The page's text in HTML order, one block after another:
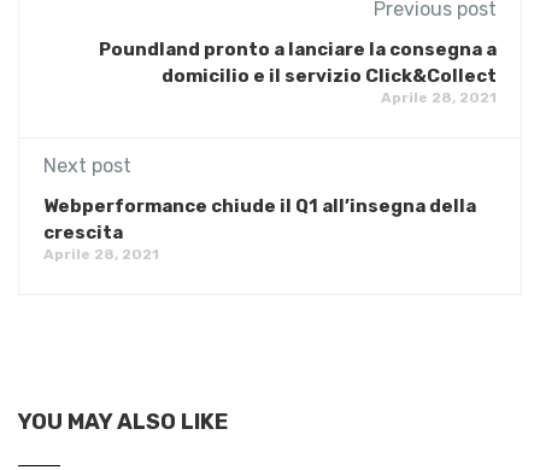
Previous post
Poundland pronto a lanciare la consegna a
domicilio e il servizio Click&Collect
Aprile 28, 2021
Next post
Webperformance chiude il Q1 all’insegna della
crescita
Aprile 28, 2021
YOU MAY ALSO LIKE